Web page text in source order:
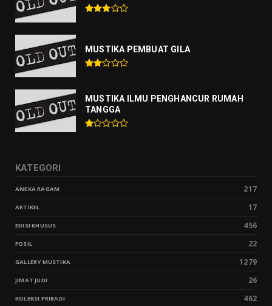
MUSTIKA PEMBUAT GILA
MUSTIKA ILMU PENGHANCUR RUMAH
TANGGA
KATEGORI
ANEKA RAGAM 217
ARTIKEL 17
EDISI KHUSUS 456
FOSIL 22
GALLERY MUSTIKA 1279
JIMAT JUDI 26
KOLEKSI PRIBADI 462